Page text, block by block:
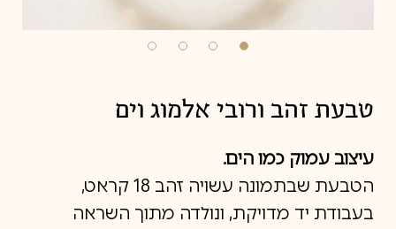
טבעת זהב ורובי אלמוג וים
עיצוב עמוק כמו הים.
הטבעת שבתמונה עשויה זהב 18 קראט,
בעבודת יד מדויקת, ונולדה מתוך השראה